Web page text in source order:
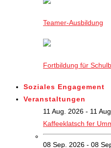
Teamer-Ausbildung
Fortbildung für
Soziales Engagement
Veranstaltungen
11 Aug. 2026 - 11
Kaffeeklatsch fer
08 Sep. 2026 - 08